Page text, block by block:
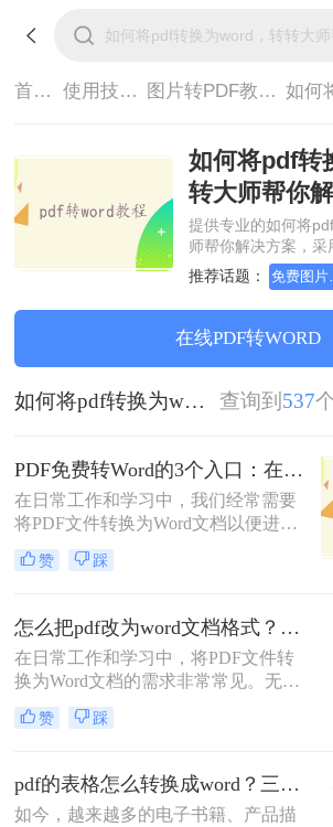
首页> 使用技巧> 图片转PDF教程>
如何将pdf转
转大师帮你
提供专业的如何将
师帮你解决方案，采
术，确保文档1:1高
码。支持一键批量处
保障隐私安全。助
换为word，转转大师
装，高效办公。
推荐话题： 免费图片转
在线PDF转WORD
如何将pdf转换为word，转转大师帮你解决 查询到 537
PDF免费转Word的3个入口：在线、客户端、Word自带各有取舍！
在日常工作和学习中，我们经常需要
将PDF文件转换为Word文档以便进行
编辑和修改。那么怎样pdf免费转换成
word呢？本文将介绍三种免费将PDF
赞 踩
怎么把pdf改为word文档格式？给大家分享三种简单的转换方法！
在日常工作和学习中，将PDF文件转
换为Word文档的需求非常常见。无论
是为了编辑内容、重新排版还是与其
他工具兼容，掌握几种高效的转换方
为word文档格式呢？本文将介绍三种
将PDF转换为Word文档的方法。
赞 踩
pdf的表格怎么转换成word？三个方法轻松搞定！
如今，越来越多的电子书籍、产品描